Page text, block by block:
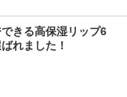
できる高保湿リップ6
れました！